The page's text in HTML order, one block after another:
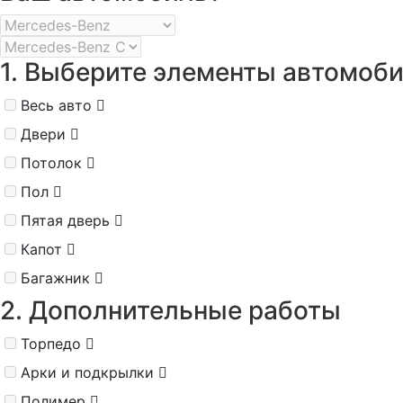
1. Выберите элементы
Весь авто
Двери
Потолок
Пол
Пятая дверь
Капот
Багажник
2. Дополнительные работы
Торпедо
Арки и подкрылки